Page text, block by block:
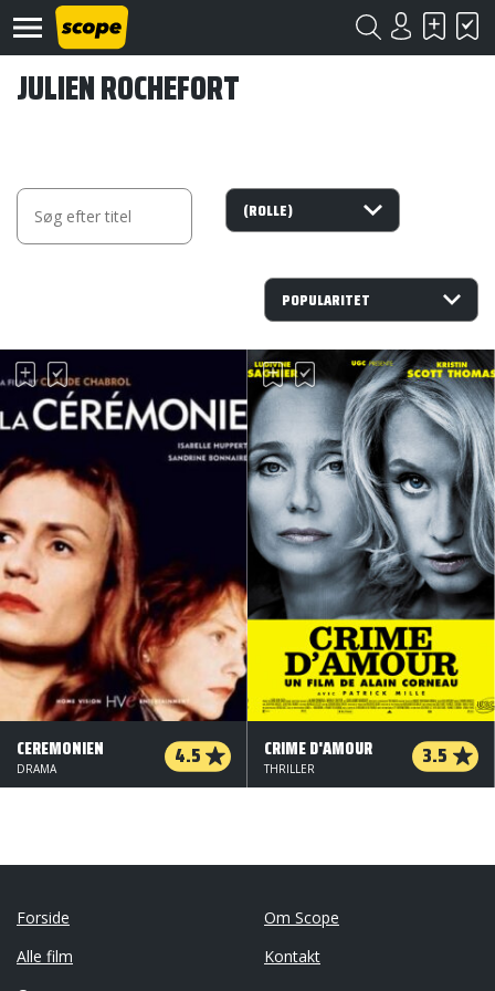
Om
2020
JULIEN ROCHEFORT
CEREMONIEN 4.5
DRAMA
CRIME D'AMOUR 3.5
THRILLER
Forside
Alle film
Om Scope
Kontakt